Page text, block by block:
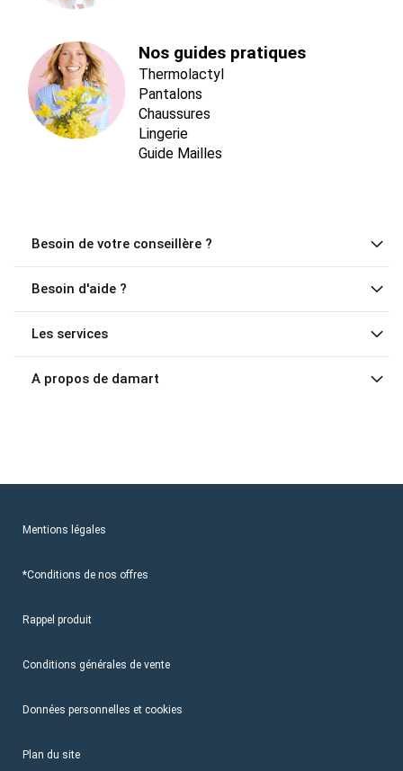
Nos guides pratiques
Thermolactyl
Pantalons
Chaussures
Lingerie
Guide Mailles
Besoin de votre conseillère ?
Besoin d'aide ?
Les services
A propos de damart
Mentions légales
*Conditions de nos offres
Rappel produit
Conditions générales de vente
Données personnelles et cookies
Plan du site